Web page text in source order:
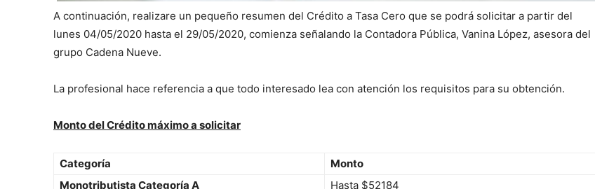
A continuación, realizare un pequeño resumen del Crédito a Tasa Cero que se podrá solicitar a partir del
lunes 04/05/2020 hasta el 29/05/2020, comienza señalando la Contadora Pública, Vanina López, asesora del
grupo Cadena Nueve.
La profesional hace referencia a que todo interesado lea con atención los requisitos para su obtención.
Monto del Crédito máximo a solicitar
Categoría
Monto
Monotributista Categoría A
Hasta $52184